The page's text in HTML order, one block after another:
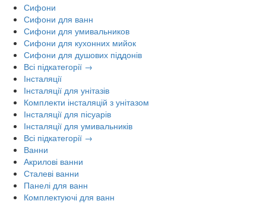
Сифони
Сифони для ванн
Сифони для умивальников
Сифони для кухонних мийок
Сифони для душових піддонів
Всі підкатегорії →
Інсталяції
Інсталяції для унітазів
Комплекти інсталяцій з унітазом
Інсталяції для пісуарів
Інсталяції для умивальників
Всі підкатегорії →
Ванни
Акрилові ванни
Сталеві ванни
Панелі для ванн
Комплектуючі для ванн